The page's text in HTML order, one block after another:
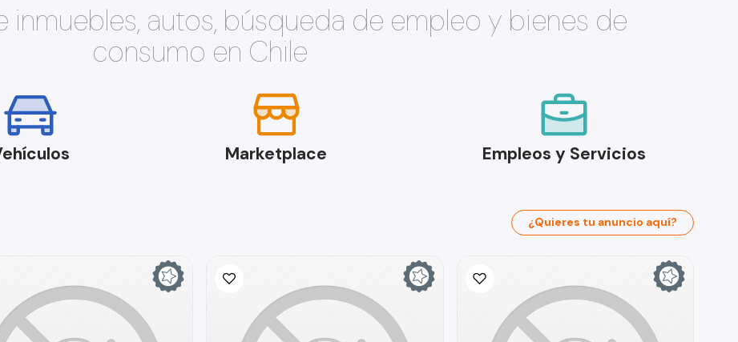
inmuebles, autos, búsqueda de empleo y bienes de
consumo en Chile
Marketplace Empleos y Servicios
¿Quieres tu anuncio aquí?